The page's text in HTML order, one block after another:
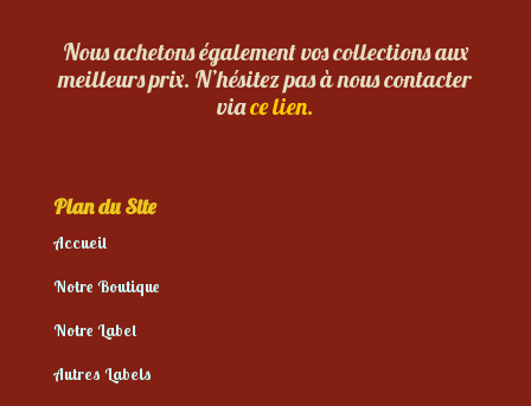
Nous achetons également vos collections aux
meilleurs prix. N’hésitez pas à nous contacter
viace lien.
Plan du Site
Accueil
Notre Boutique
Notre Label
Autres Labels